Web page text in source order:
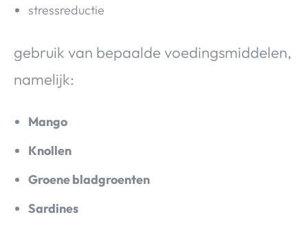
stressreductie
gebruik van bepaalde voedingsmiddelen,
namelijk:
Mango
Knollen
Groene bladgroenten
Sardines